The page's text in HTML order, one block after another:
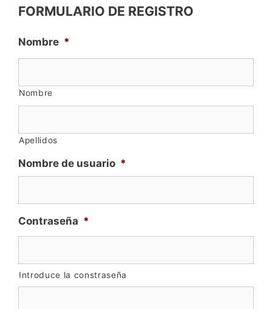
FORMULARIO DE REGISTRO
Nombre *
Nombre
Apellidos
Nombre de usuario *
Contraseña *
Introduce la constraseña